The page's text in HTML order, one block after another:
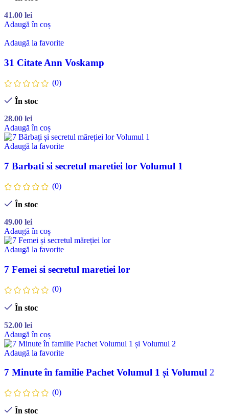
41.00 lei
Adaugă în coș
Adaugă la favorite
31 Citate Ann Voskamp
(0)
În stoc
28.00 lei
Adaugă în coș
Adaugă la favorite
7 Barbati si secretul maretiei lor Volumul 1
(0)
În stoc
49.00 lei
Adaugă în coș
Adaugă la favorite
7 Femei si secretul maretiei lor
(0)
În stoc
52.00 lei
Adaugă în coș
Adaugă la favorite
7 Minute în familie Pachet Volumul 1 și Volumul 2
(0)
În stoc